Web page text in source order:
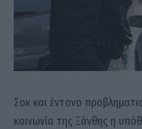
Σοκ και έντονο
κοινωνία της Ξάνθης η